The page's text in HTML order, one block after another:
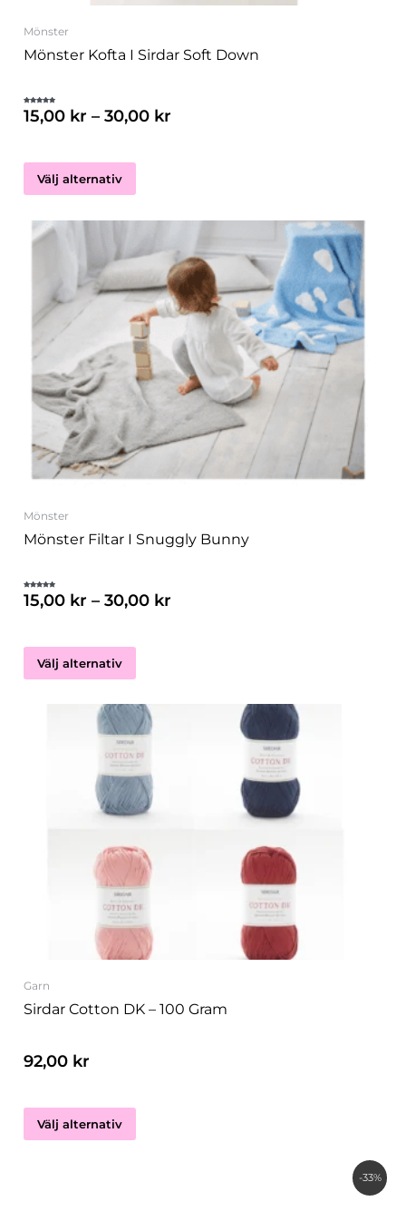
Mönster
Mönster Kofta I Sirdar Soft Down
Betygsatt
5.00
av 5
15,00 kr – 30,00 kr
Välj alternativ
Mönster
Mönster Filtar I Snuggly Bunny
5.00
av 5
15,00 kr – 30,00 kr
Välj alternativ
här
produkten
har
flera
varianter.
De
olika
alternativen
väljas
på
produktsidan
Garn
Sirdar Cotton DK – 100 Gram
92,00 kr
Välj alternativ
Den
här
produkten
har
flera
varianter.
olika
alternativen
kan
väljas
på
produktsidan
-33%